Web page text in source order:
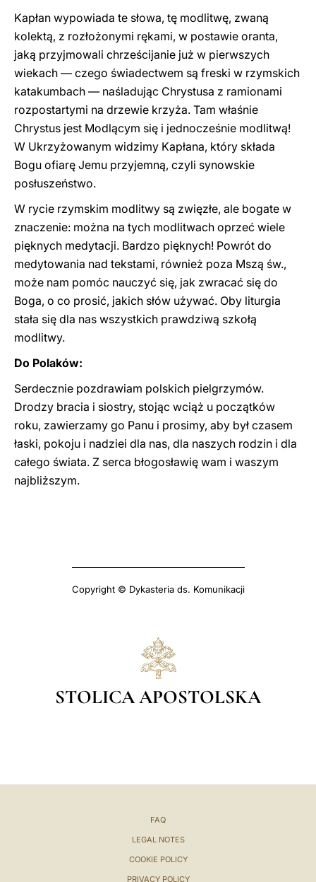
Kapłan wypowiada te słowa, tę modlitwę, zwaną
kolektą, z rozłożonymi rękami, w postawie oranta,
jaką przyjmowali chrześcijanie już w pierwszych
wiekach — czego świadectwem są freski w rzymskich
katakumbach — naśladując Chrystusa z ramionami
rozpostartymi na drzewie krzyża. Tam właśnie
Chrystus jest Modlącym się i jednocześnie modlitwą!
W Ukrzyżowanym widzimy Kapłana, który składa
Bogu ofiarę Jemu przyjemną, czyli synowskie
posłuszeństwo.
W rycie rzymskim modlitwy są zwięzłe, ale bogate w
znaczenie: można na tych modlitwach oprzeć wiele
pięknych medytacji. Bardzo pięknych! Powrót do
medytowania nad tekstami, również poza Mszą św.,
może nam pomóc nauczyć się, jak zwracać się do
Boga, o co prosić, jakich słów używać. Oby liturgia
stała się dla nas wszystkich prawdziwą szkołą
modlitwy.
Do Polaków:
Serdecznie pozdrawiam polskich pielgrzymów.
Drodzy bracia i siostry, stojąc wciąż u początków
roku, zawierzamy go Panu i prosimy, aby był czasem
łaski, pokoju i nadziei dla nas, dla naszych rodzin i dla
całego świata. Z serca błogosławię wam i waszym
najbliższym.
Copyright © Dykasteria ds. Komunikacji
STOLICA APOSTOLSKA
FAQ
LEGAL NOTES
COOKIE POLICY
PRIVACY POLICY